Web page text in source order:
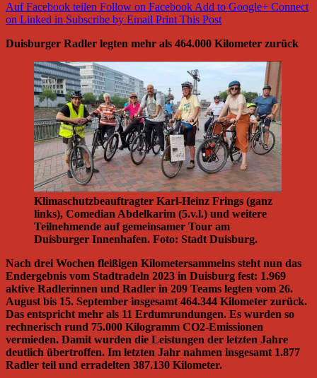
Auf Facebook teilen Follow on FacebookAdd to Google+ Connect
on Linked in Subscribe by Email Print This Post
Duisburger Radler legten mehr als 464.000 Kilometer zurück
Klimaschutzbeauftragter Karl-Heinz Frings (ganz
links), Comedian Abdelkarim (5.v.l.) und weitere
Teilnehmende auf gemeinsamer Tour am
Duisburger Innenhafen. Foto: Stadt Duisburg.
Nach drei Wochen fleißigen Kilometersammelns steht nun das
Endergebnis vom Stadtradeln 2023 in Duisburg fest: 1.969
aktive Radlerinnen und Radler in 209 Teams legten vom 26.
August bis 15. September insgesamt 464.344 Kilometer zurück.
Das entspricht mehr als 11 Erdumrundungen. Es wurden so
rechnerisch rund 75.000 Kilogramm CO2-Emissionen
vermieden. Damit wurden die Leistungen der letzten Jahre
deutlich übertroffen. Im letzten Jahr nahmen insgesamt 1.877
Radler teil und erradelten 387.130 Kilometer.